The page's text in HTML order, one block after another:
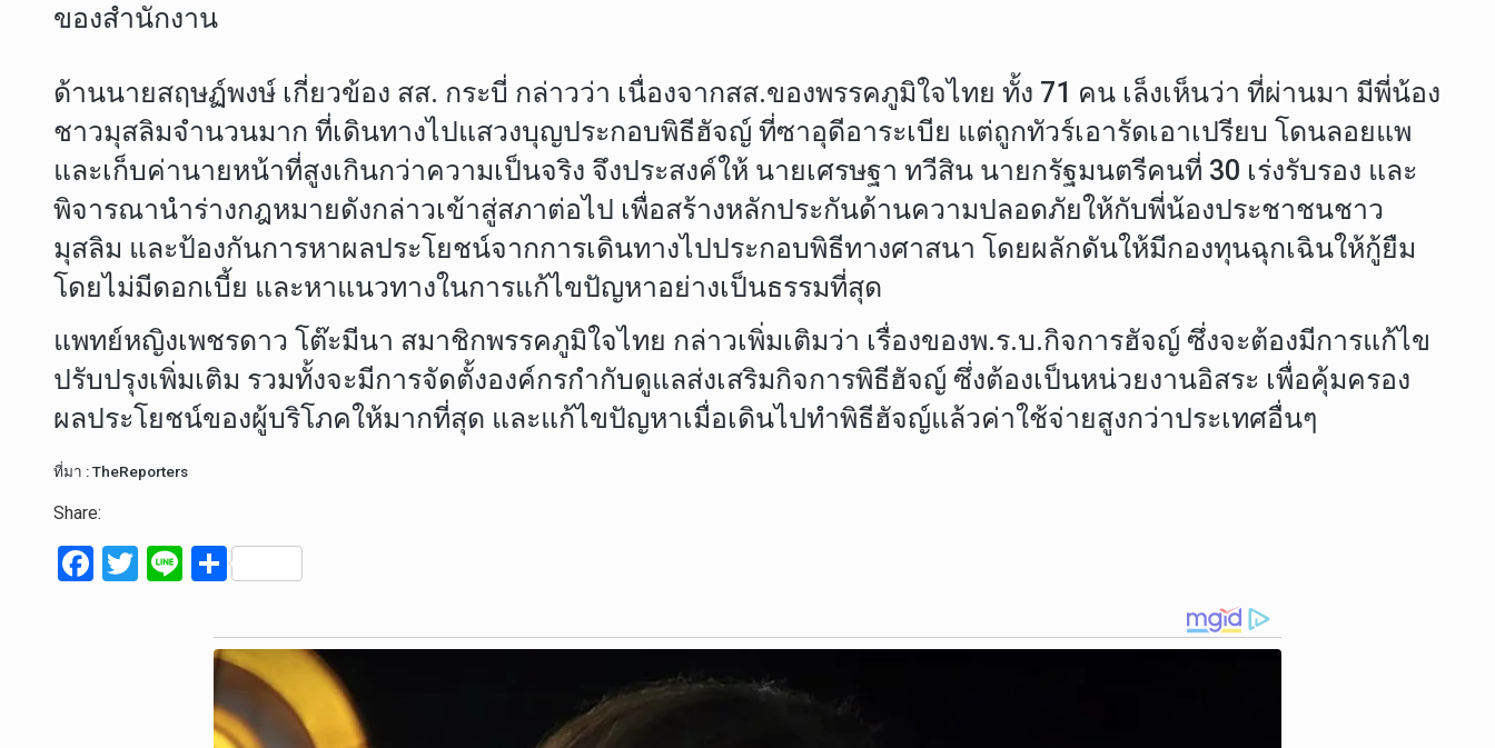
ของสำนักงาน
ด้านนายสฤษฏ์พงษ์ เกี่ยวข้อง สส. กระบี่ กล่าวว่า เนื่องจากสส.ของพรรคภูมิใจไทย ทั้ง 71 คน เล็งเห็นว่า ที่ผ่านมา มีพี่น้อง
ชาวมุสลิมจำนวนมาก ที่เดินทางไปแสวงบุญประกอบพิธีฮัจญ์ ที่ซาอุดีอาระเบีย แต่ถูกทัวร์เอารัดเอาเปรียบ โดนลอยแพ
และเก็บค่านายหน้าที่สูงเกินกว่าความเป็นจริง จึงประสงค์ให้ นายเศรษฐา ทวีสิน นายกรัฐมนตรีคนที่ 30 เร่งรับรอง และ
พิจารณานำร่างกฎหมายดังกล่าวเข้าสู่สภาต่อไป เพื่อสร้างหลักประกันด้านความปลอดภัยให้กับพี่น้องประชาชนชาว
มุสลิม และป้องกันการหาผลประโยชน์จากการเดินทางไปประกอบพิธีทางศาสนา โดยผลักดันให้มีกองทุนฉุกเฉินให้กู้ยืม
โดยไม่มีดอกเบี้ย และหาแนวทางในการแก้ไขปัญหาอย่างเป็นธรรมที่สุด
แพทย์หญิงเพชรดาว โต๊ะมีนา สมาชิกพรรคภูมิใจไทย กล่าวเพิ่มเติมว่า เรื่องของพ.ร.บ.กิจการฮัจญ์ ซึ่งจะต้องมีการแก้ไข
ปรับปรุงเพิ่มเติม รวมทั้งจะมีการจัดตั้งองค์กรกำกับดูแลส่งเสริมกิจการพิธีฮัจญ์ ซึ่งต้องเป็นหน่วยงานอิสระ เพื่อคุ้มครอง
ผลประโยชน์ของผู้บริโภคให้มากที่สุด และแก้ไขปัญหาเมื่อเดินไปทำพิธีฮัจญ์แล้วค่าใช้จ่ายสูงกว่าประเทศอื่นๆ
ที่มา : TheReporters
Share:
F
T
Li S
ar
e